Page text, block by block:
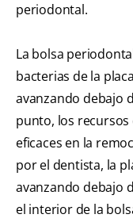
periodontal.
La bolsa
bacterias de la
avanzando debajo
punto, los
eficaces en la
por el dentista, la
avanzando debajo
el interior de la